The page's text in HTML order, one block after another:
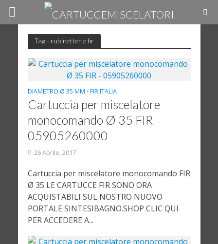
Tag - rubinetterie fir
DIAMETRO Ø 35 MM • FIR ITALIA
Cartuccia per miscelatore
monocomando Ø 35 FIR –
05905260000
26 Aprile, 2017
Cartuccia per miscelatore monocomando FIR
Ø 35 LE CARTUCCE FIR SONO ORA
ACQUISTABILI SUL NOSTRO NUOVO
PORTALE SINTESIBAGNO.SHOP CLIC QUI
PER ACCEDERE A...